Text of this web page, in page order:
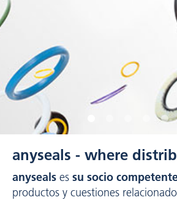
anyseals - where
anyseals es su socio
productos y cuestiones